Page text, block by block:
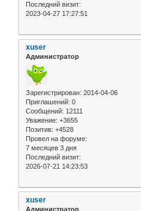
Последний визит:
2023-04-27 17:27:51
xuser
Администратор
Зарегистрирован: 2014-04-06
Приглашений: 0
Сообщений: 12111
Уважение: +3655
Позитив: +4528
Провел на форуме:
7 месяцев 3 дня
Последний визит:
2026-07-21 14:23:53
xuser
Администратор